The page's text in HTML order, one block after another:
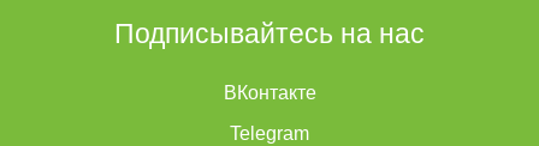
Подписывайтесь на нас
ВКонтакте
Telegram